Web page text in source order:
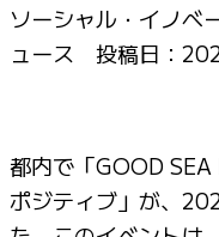
ソーシャル・イノベ
ュース 投稿日：
都内で「GOOD
ポジティブ」が、